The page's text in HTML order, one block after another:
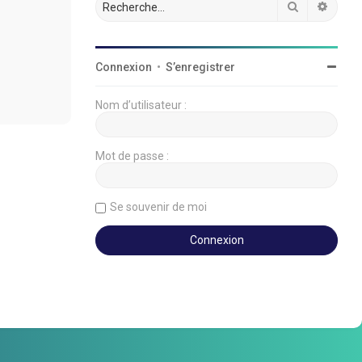
Rechercher
Connexion • S’enregistrer
Nom d’utilisateur :
Mot de passe :
Se souvenir de moi